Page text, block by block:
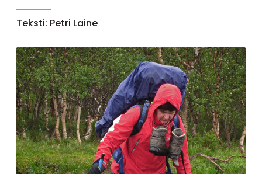
Teksti: Petri Laine